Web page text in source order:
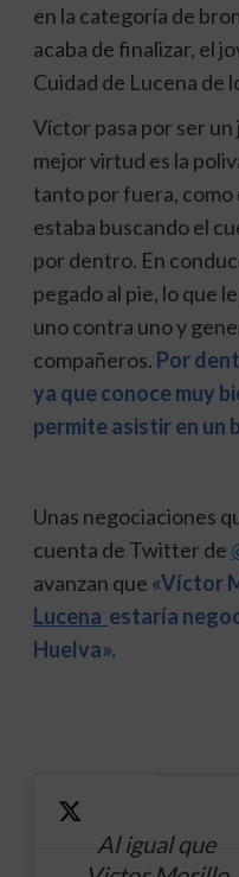
en la categoría de
acaba de finalizar, el
Cuidad de Lucena de
Víctor pasa por ser
mejor virtud es la
tanto por fuera, como
estaba buscando el
por dentro. En
pegado al pie, lo que
uno contra uno y
compañeros. Por
ya que conoce muy
permite asistir en un
Unas negociaciones
cuenta de Twitter de
avanzan que «Víctor
Lucena estaría
Huelva».
Al igual que